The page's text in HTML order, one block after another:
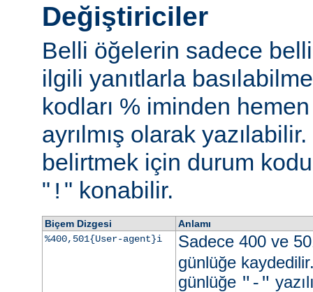
Değiştiriciler
Belli öğelerin sadece
ilgili yanıtlarla
kodları % iminden
ayrılmış olarak
belirtmek için durum
" ! " konabilir.
Biçem Dizgesi
Anlamı
%400,501{User-agent}i
Sadece 400 ve
günlüğe
günlüğe "-"